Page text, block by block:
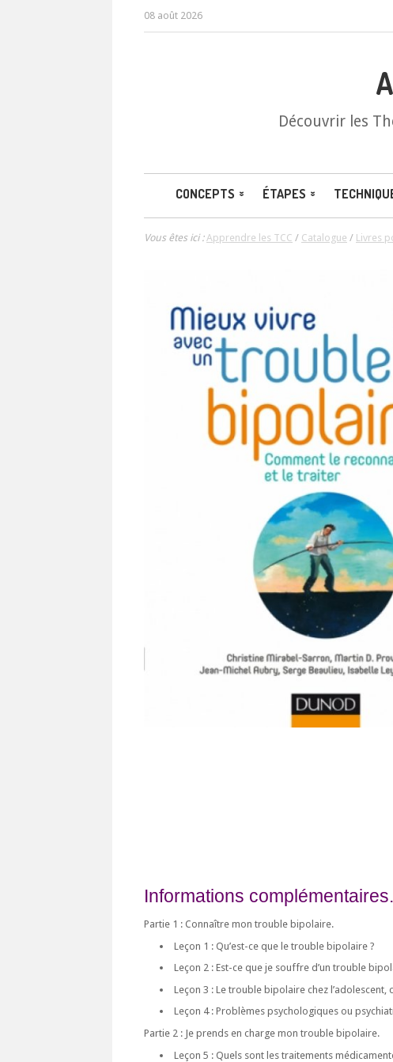
08 août 2026
Découvrir les
CONCEPTS ÉTAPES
Vous êtes ici :Apprendre les TCC / Catalogue / Livres
Informations
Partie 1 : Connaître mon trouble bipolaire.
Leçon 1 : Qu’est-ce que le trouble bipolaire ?
Leçon 2 : Est-ce que je souffre d’un trouble
Leçon 3 : Le trouble bipolaire chez
Leçon 4 : Problèmes psychologiques ou
Partie 2 : Je prends en charge mon trouble bipolaire.
Leçon 5 : Quels sont les traitements